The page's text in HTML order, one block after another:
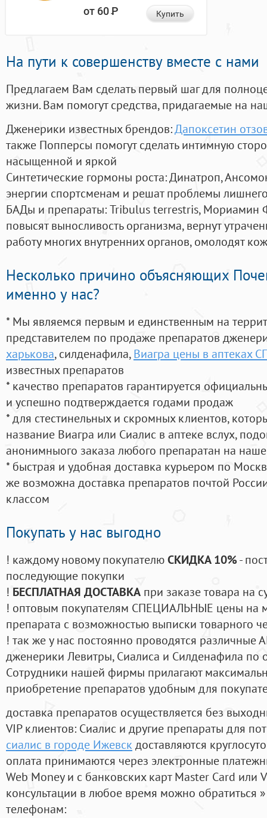
от 60Р Купить
На пути к совершенству вместе с нами
Предлагаем Вам сделать первый шаг для
жизни. Вам помогут средства, придагаемые на
Дженерики известных брендов:Дапоксетин
также Попперсы помогут сделать интимную
насыщенной и яркой
Синтетические гормоны роста: Динатроп,
энергии спортсменам и решат проблемы
БАДы и препараты:Tribulus terrestris, Мориамин
повысят выносливость организма, вернут
работу многих внутренних органов, омолодят
Несколько причино объясняющих
именно у нас?
* Мы являемся первым и единственным на
представителем по продаже препаратов
харькова, силденафила, Виагра цены в аптеках
известных препаратов
* качество препаратов гарантируется
и успешно подтверждается годами продаж
* для стестинельных и скромных клиентов,
название Виагра или Сиалис в аптеке вслух,
анонимныого заказа любого препаратан на
* быстрая и удобная доставка курьером по
же возможна доставка препаратов почтой
классом
Покупать у нас выгодно
! каждому новому покупателюСКИДКА 10%-
последующие покупки
! БЕСПЛАТНАЯ ДОСТАВКА при заказе товара на
! оптовым покупателям СПЕЦИАЛЬНЫЕ цены на
препарата с возможностью выписки товарного
! так же у нас постоянно проводятся
дженерики Левитры, Сиалиса и Силденафила по
Cотрудники нашей фирмы прилагают
приобретение препаратов удобным для
доставка препаратов осуществляется без
VIP клиентов: Сиалис и другие препараты для
сиалис в городе Ижевск доставляются
оплата принимаются через электронные
Web Money и с банковских карт Master Card или
консультации в любое время можно обратиться
телефонам: